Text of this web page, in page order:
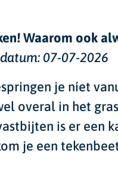
Waarom ook
07-07-2026
je níet
overal in het
is er een
je een